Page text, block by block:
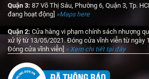
Quận 3: 87 Võ Thị Sáu, Phường 6, Quận 3, Tp.
đang hoạt động »Maps here
Quận 2: Cửa hàng vi phạm chính sách nhượng
xử lý từ 13/05/2021. Đóng cửa vĩnh viễn từ ngày
Đóng cửa vĩnh viễn] » Xem chi tiết tại đây